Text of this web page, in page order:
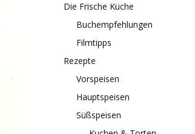
Die Frische Küche
Buchempfehlungen
Filmtipps
Rezepte
Vorspeisen
Hauptspeisen
Süßspeisen